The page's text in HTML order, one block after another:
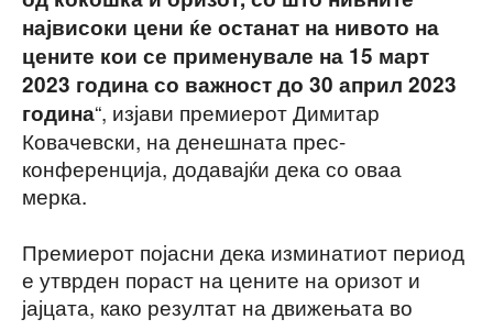
највисоки цени ќе останат на нивото на
цените кои се применувале на 15 март
2023 година со важност до 30 април 2023
година“, изјави премиерот Димитар
Ковачевски, на денешната прес-
конференција, додавајќи дека со оваа
мерка.
Премиерот појасни дека изминатиот период
е утврден пораст на цените на оризот и
јајцата, како резултат на движењата во